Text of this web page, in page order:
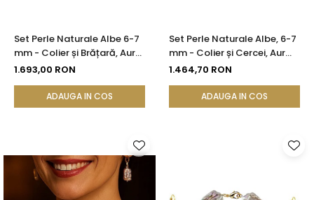
Set Perle Naturale Albe 6-7
mm - Colier și Brățară, Aur
Galben 14K | KASKADDA®
1.693,00 RON
ADAUGA IN COS
Set Perle Naturale Albe, 6-7
mm - Colier și Cercei, Aur
Galben 14K | KASKADDA®
1.464,70 RON
ADAUGA IN COS